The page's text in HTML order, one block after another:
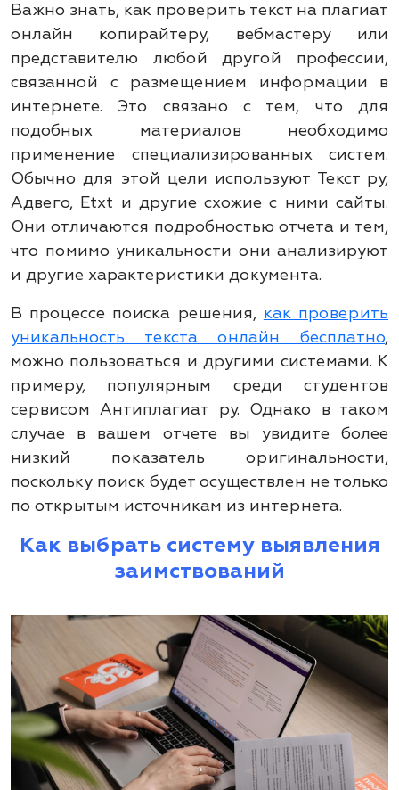
Важно знать, как проверить текст на плагиат
онлайн копирайтеру, вебмастеру или
представителю любой другой профессии,
связанной с размещением информации в
интернете. Это связано с тем, что для
подобных материалов необходимо
применение специализированных систем.
Обычно для этой цели используют Текст ру,
Адвего, Etxt и другие схожие с ними сайты.
Они отличаются подробностью отчета и тем,
что помимо уникальности они анализируют
и другие характеристики документа.
В процессе поиска решения, как проверить
уникальность текста онлайн бесплатно,
можно пользоваться и другими системами. К
примеру, популярным среди студентов
сервисом Антиплагиат ру. Однако в таком
случае в вашем отчете вы увидите более
низкий показатель оригинальности,
поскольку поиск будет осуществлен не только
по открытым источникам из интернета.
Как выбрать систему выявления
заимствований